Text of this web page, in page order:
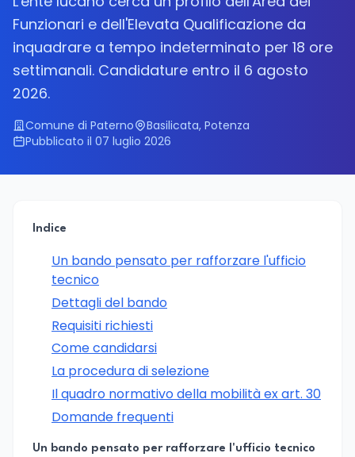
Funzionari e dell'Elevata Qualificazione da
inquadrare a tempo indeterminato per 18 ore
settimanali. Candidature entro il 6 agosto
2026.
Comune di Paterno
Basilicata, Potenza
Pubblicato il 07 luglio 2026
Indice
Un bando pensato per rafforzare l'ufficio
tecnico
Dettagli del bando
Requisiti richiesti
Come candidarsi
La procedura di selezione
Il quadro normativo della mobilità ex art. 30
Domande frequenti
Un bando pensato per rafforzare l'ufficio tecnico